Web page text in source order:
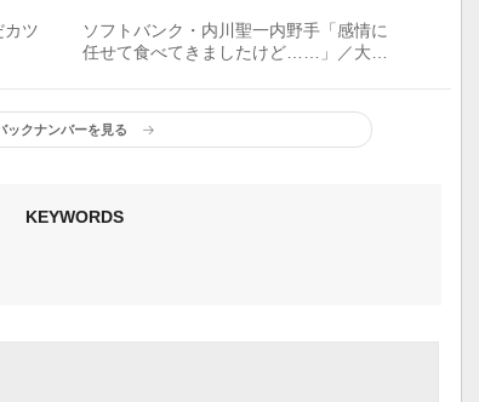
カツ
ソフトバンク・内川聖一内野手「感情に
任せて食べてきましたけど……」／大好
ックナンバーを見る
KEYWORDS